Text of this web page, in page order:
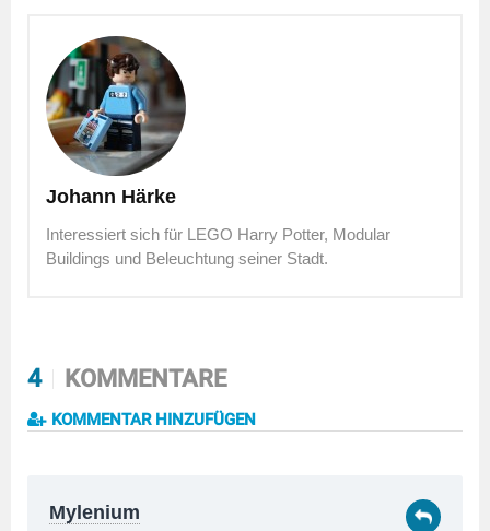
Johann Härke
Interessiert sich für LEGO Harry Potter, Modular
Buildings und Beleuchtung seiner Stadt.
4 KOMMENTARE
KOMMENTAR HINZUFÜGEN
Mylenium